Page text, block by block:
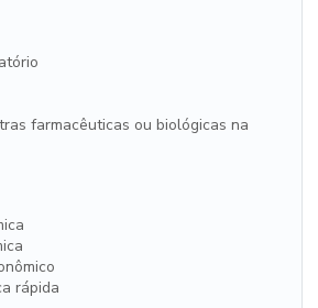
farmacêuticas ou biológicas na
rápida